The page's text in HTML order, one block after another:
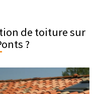
de toiture sur
?